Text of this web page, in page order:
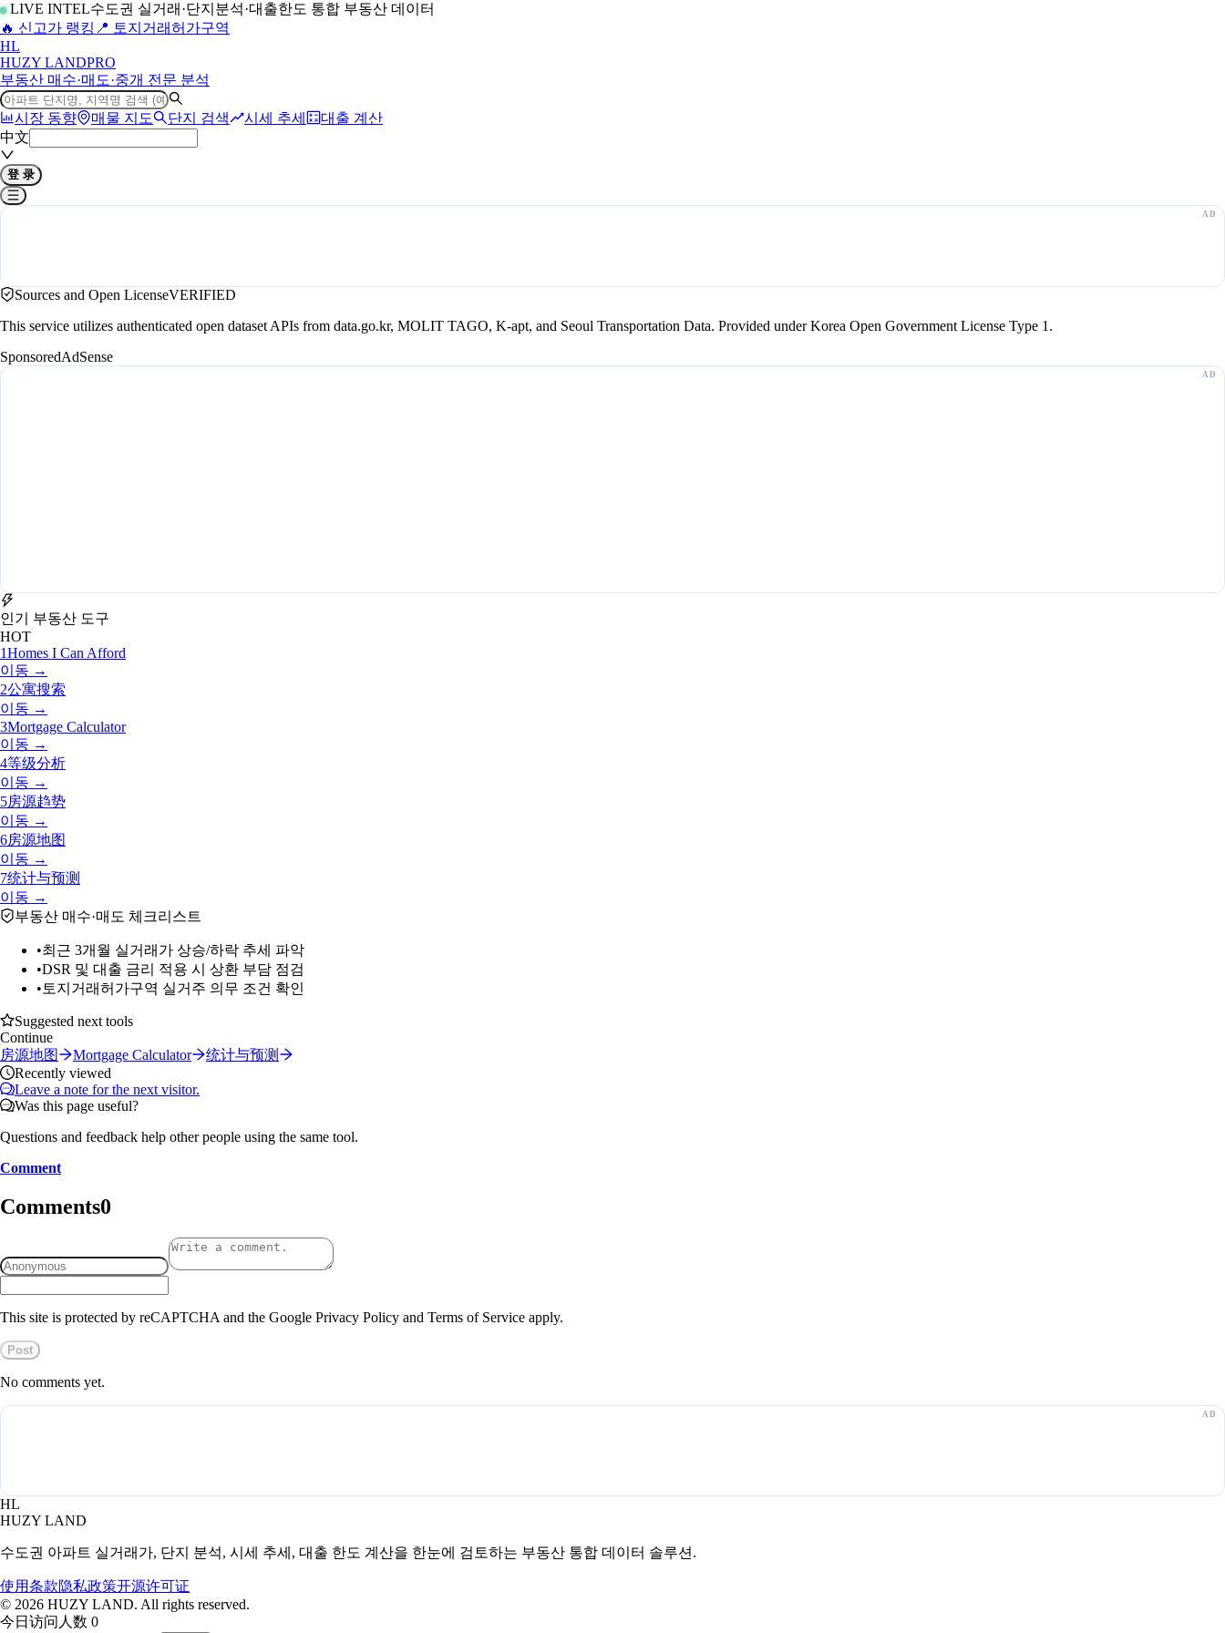
LIVE INTEL수도권 실거래·단지분석·대출한도 통합 부동산 데이터
🔥 신고가 랭킹 📍 토지거래허가구역
HL
HUZY LANDPRO
부동산 매수·매도·중개 전문 분석
시장 동향 매물 지도 단지 검색 시세 추세
대출 계산
中文
登 录
Sources and Open LicenseVERIFIED
This service utilizes authenticated open dataset APIs from data.go.kr, MOLIT TAGO, K-apt, and Seoul Transportation Data. Provided under Korea Open Government License Type 1.
SponsoredAdSense
인기 부동산 도구
HOT
1Homes I Can Afford
이동 →
2公寓搜索
이동 →
3Mortgage Calculator
이동 →
4等级分析
이동 →
5房源趋势
이동 →
6房源地图
이동 →
7统计与预测
이동 →
부동산 매수·매도 체크리스트
•최근 3개월 실거래가 상승/하락 추세 파악
•DSR 및 대출 금리 적용 시 상환 부담 점검
• 토지거래허가구역 실거주 의무 조건 확인
Suggested next tools
Continue
房源地图
Mortgage Calculator
统计与预测
Recently viewed
Leave a note for the next visitor.
Was this page useful?
Questions and feedback help other people using the same tool.
Comment
Comments0
This site is protected by reCAPTCHA and the Google Privacy Policy and Terms of Service apply.
Post
No comments yet.
HL
HUZY LAND
수도권 아파트 실거래가, 단지 분석, 시세 추세, 대출 한도 계산을 한눈에 검토하는 부동산 통합 데이터 솔루션.
使用条款隐私政策开源许可证
© 2026 HUZY LAND. All rights reserved.
今日访问人数 0